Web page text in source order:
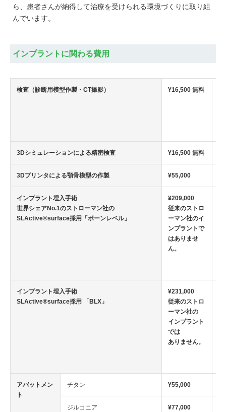
ら、患者さんが納得して治療を受けられる環境づくりに取り組
んでいます。
インプラントに関わる費用
検査（診断用模型作製・CT撮影） ¥16,500 無料
3Dシミュレーションによる精密検査 ¥16,500 無料
3Dプリンタによる顎骨模型の作製 ¥55,000
インプラント埋入手術
世界シェアNo.1のストローマン社の
SLActive®surface採用「ボーンレベル」
¥209,000
従来のストロ
ーマン社のイ
ンプラントで
はありませ
ん。
インプラント埋入手術
SLActive®surface採用 「BLX」
¥231,000
従来のストロ
ーマン社の
インプラント
では
ありません。
アバットメン
ト
チタン ¥55,000
ジルコニア ¥77,000